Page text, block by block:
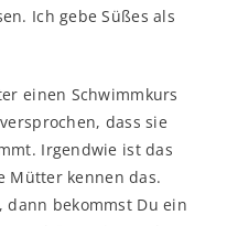
Ich gebe Süßes als
einen Schwimmkurs
dass sie
Irgendwie ist das
Mütter kennen das.
dann bekommst Du ein